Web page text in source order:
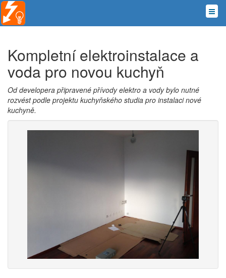
Kompletní elektroinstalace a
voda pro novou kuchyň
Od developera připravené přívody elektro a vody bylo nutné
rozvést podle projektu kuchyňského studia pro instalaci nové
kuchyně.